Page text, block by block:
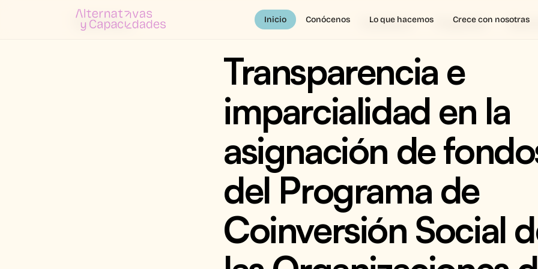
Conócenos Programas
Inicio Conócenos Lo que hacemos Crece con nosotras
Transparencia e
imparcialidad en la
asignación de
del Programa de
Coinversión Social